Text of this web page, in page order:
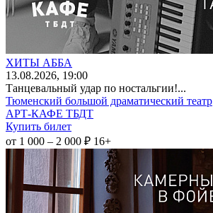
ХИТЫ АББА
13.08.2026, 19:00
Танцевальный удар по ностальгии!...
Тюменский большой драматический театр
АРТ-КАФЕ ТБДТ
Купить билет
от 1 000 – 2 000 ₽ 16+